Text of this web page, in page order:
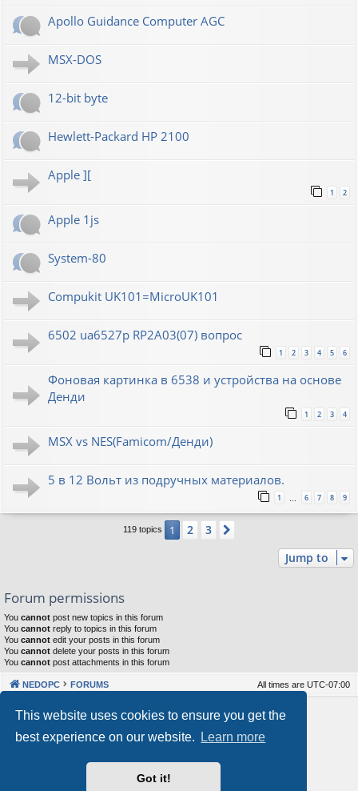
This website uses cookies to ensure you get the
best experience on our website.
Learn more
Got it!
Apollo Guidance Computer AGC
MSX-DOS
12-bit byte
Hewlett-Packard HP 2100
Apple ][
1 2
Apple 1js
System-80
Compukit UK101=MicroUK101
6502 ua6527p RP2A03(07) вопрос
1 2 3 4 5 6
Фоновая картинка в 6538 и устройства на основе
Денди
1 2 3 4
MSX vs NES(Famicom/Денди)
5 в 12 Вольт из подручных материалов.
1 … 6 7 8 9
119 topics 1 2 3
Jump to
Forum permissions
You cannot post new topics in this forum
You cannot reply to topics in this forum
You cannot edit your posts in this forum
You cannot delete your posts in this forum
You cannot post attachments in this forum
NEDOPC FORUMS All times are UTC-07:00
Powered by phpBB® Forum Software © phpBB Limited
Our VPS Hosting By RimuHosting
This server is located in London data center